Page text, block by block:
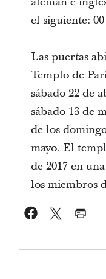
el siguiente: 00
Las puertas
Templo de
sábado 22 de
sábado 13 de
de los
mayo. El
de 2017 en
los miembros